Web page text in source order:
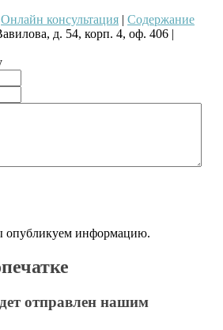
Онлайн консультация | Содержание
д. 54, корп. 4, оф. 406 |
опубликуем информацию.
отправлен нашим